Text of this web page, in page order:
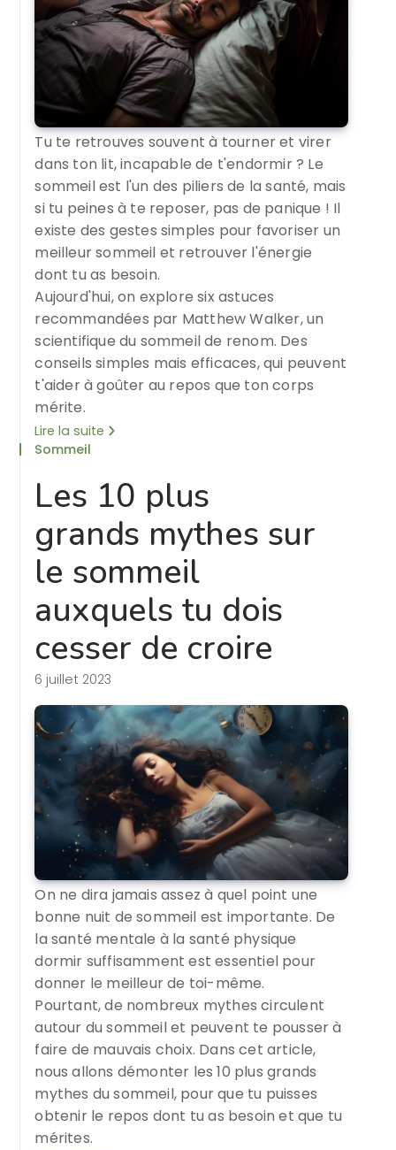
Tu te retrouves souvent à tourner et virer
dans ton lit, incapable de t'endormir ? Le
sommeil est l'un des piliers de la santé, mais
si tu peines à te reposer, pas de panique ! Il
existe des gestes simples pour favoriser un
meilleur sommeil et retrouver l'énergie
dont tu as besoin.
Aujourd'hui, on explore six astuces
recommandées par Matthew Walker, un
scientifique du sommeil de renom. Des
conseils simples mais efficaces, qui peuvent
t'aider à goûter au repos que ton corps
mérite.
Lire la suite
Sommeil
Les 10 plus
grands mythes sur
le sommeil
auxquels tu dois
cesser de croire
6 juillet 2023
On ne dira jamais assez à quel point une
bonne nuit de sommeil est importante. De
la santé mentale à la santé physique
dormir suffisamment est essentiel pour
donner le meilleur de toi-même.
Pourtant, de nombreux mythes circulent
autour du sommeil et peuvent te pousser à
faire de mauvais choix. Dans cet article,
nous allons démonter les 10 plus grands
mythes du sommeil, pour que tu puisses
obtenir le repos dont tu as besoin et que tu
mérites.